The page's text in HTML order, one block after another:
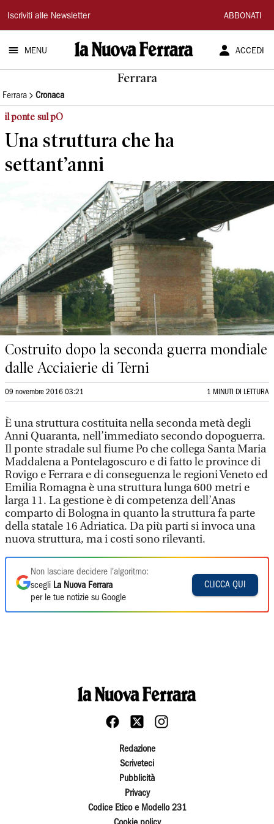
La
Nuova
Ferrara
Iscriviti alle Newsletter ABBONATI
MENU ACCEDI
Ferrara
Ferrara Cronaca
il ponte sul pO
Una struttura che ha
settant’anni
Costruito dopo la seconda guerra mondiale
dalle Acciaierie di Terni
09 novembre 2016 03:21 1 MINUTI DI LETTURA
È una struttura costituita nella seconda metà degli
Anni Quaranta, nell’immediato secondo dopoguerra.
Il ponte stradale sul fiume Po che collega Santa Maria
Maddalena a Pontelagoscuro e di fatto le province di
Rovigo e Ferrara e di conseguenza le regioni Veneto ed
Emilia Romagna è una struttura lunga 600 metri e
larga 11. La gestione è di competenza dell’Anas
comparto di Bologna in quanto la struttura fa parte
della statale 16 Adriatica. Da più parti si invoca una
nuova struttura, ma i costi sono rilevanti.
Non lasciare decidere l'algoritmo:
scegli La Nuova Ferrara
per le tue notizie su Google
CLICCA QUI
Redazione
Scriveteci
Pubblicità
Privacy
Codice Etico e Modello 231